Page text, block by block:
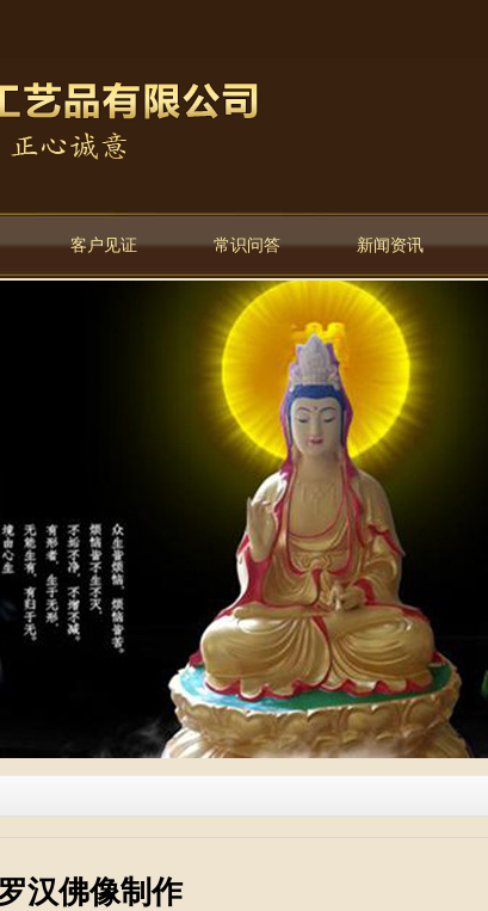
客户见证 常识问答 新闻资讯
汉佛像制作